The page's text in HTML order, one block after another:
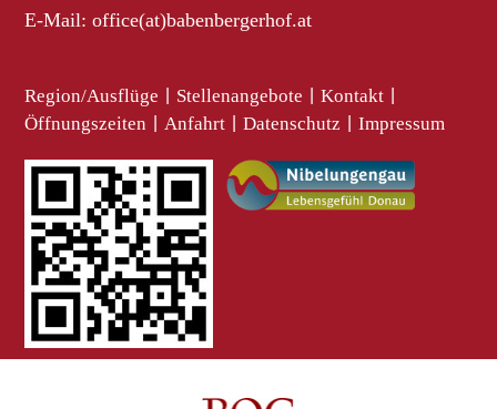
E-Mail:office(at)babenbergerhof.at
Region/Ausflüge Stellenangebote Kontakt
Öffnungszeiten Anfahrt Datenschutz Impressum